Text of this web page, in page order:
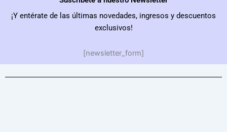
¡Y entérate de las últimas novedades, ingresos y descuentos
exclusivos!
[newsletter_form]